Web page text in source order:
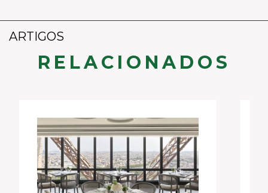
ARTIGOS
RELACIONADOS